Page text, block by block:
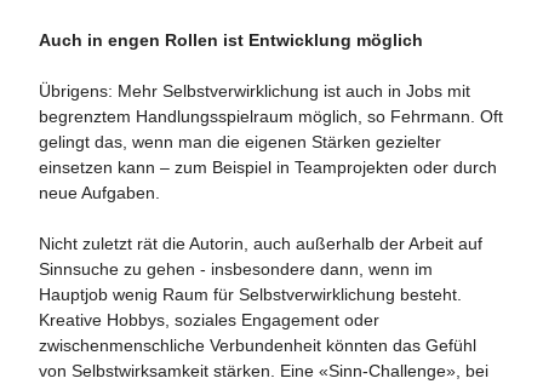
Auch in engen Rollen ist Entwicklung möglich
Übrigens: Mehr Selbstverwirklichung ist auch in Jobs mit
begrenztem Handlungsspielraum möglich, so Fehrmann. Oft
gelingt das, wenn man die eigenen Stärken gezielter
einsetzen kann – zum Beispiel in Teamprojekten oder durch
neue Aufgaben.
Nicht zuletzt rät die Autorin, auch außerhalb der Arbeit auf
Sinnsuche zu gehen - insbesondere dann, wenn im
Hauptjob wenig Raum für Selbstverwirklichung besteht.
Kreative Hobbys, soziales Engagement oder
zwischenmenschliche Verbundenheit könnten das Gefühl
von Selbstwirksamkeit stärken. Eine «Sinn-Challenge», bei